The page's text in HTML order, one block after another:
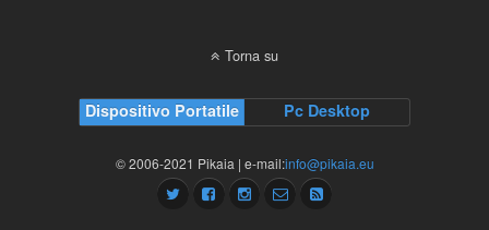
Torna su
Dispositivo Portatile Pc Desktop
© 2006-2021 Pikaia | e-mail:info@pikaia.eu